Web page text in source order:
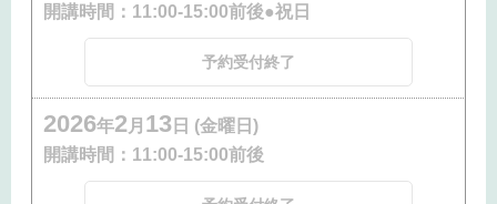
開講時間： 11:00-15:00前後●祝日
予約受付終了
2026年2月 13 日 (金曜日)
開講時間： 11:00-15:00前後